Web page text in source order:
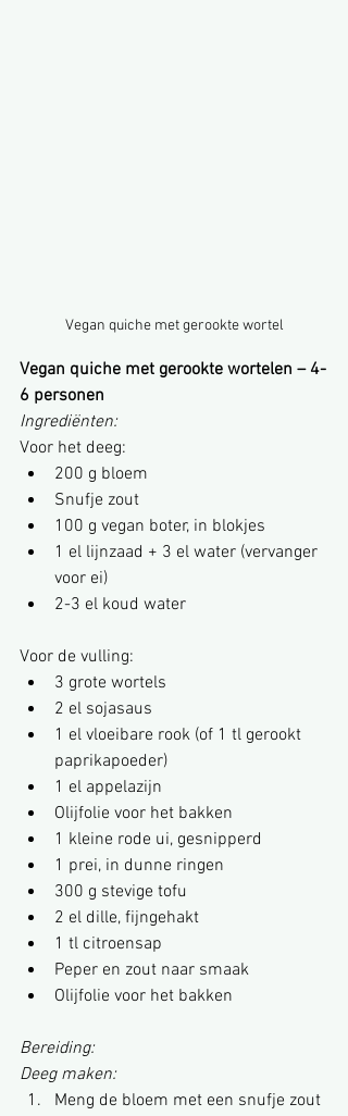
Vegan quiche met gerookte wortel
Vegan quiche met gerookte wortelen – 4-
6 personen
Ingrediënten:
Voor het deeg:
200 g bloem
Snufje zout
100 g vegan boter, in blokjes
1 el lijnzaad + 3 el water (vervanger
voor ei)
2-3 el koud water
Voor de vulling:
3 grote wortels
2 el sojasaus
1 el vloeibare rook (of 1 tl gerookt
paprikapoeder)
1 el appelazijn
Olijfolie voor het bakken
1 kleine rode ui, gesnipperd
1 prei, in dunne ringen
300 g stevige tofu
2 el dille, fijngehakt
1 tl citroensap
Peper en zout naar smaak
Olijfolie voor het bakken
Bereiding:
Deeg maken:
Meng de bloem met een snufje zout